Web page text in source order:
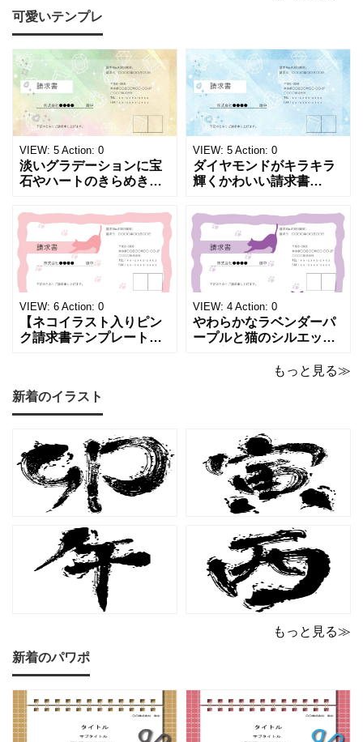
め！過払い･誤入金などが
発生した際にも使える、
モノクロでシンプルな
「返金領収書」のテンプ
レートとなります。 A4縦
型サイズで用紙に印
表になります。 A4横型サ
イズの無料テンプレート
で、Excel・Wo
可愛いテンプレ
VIEW: 5 Action: 0
淡いグラデーションに宝
石やハートのきらめきを
チックな請求書雛形で
す。パステルピンクやラ
ベンダーの色彩がやわら
かな質感を生み出し、受
け取った相手の心をくす
ぐる特別な仕上がりとな
っています。 ハンドメイ
ド雑貨、コスメブラン
VIEW: 5 Action: 0
ダイヤモンドがキラキラ
輝くかわいい請求書
感あふれるライトブルー
背景に、ジュエルモチー
フを散りばめた煌びやか
な請求書素材です。清潔
感と高級感が同居するデ
ザインは、クライアント
に信頼感と華やかな印象
を同時に届けます
VIEW: 6 Action: 0
【ネコイラスト入りピン
ク請求書テンプレート
ーの猫デザイン請求書雛
形です。波打ちフレーム
シルエットや小さな肉球
モチーフが、ビジネス文
書にさりげない
VIEW: 4 Action: 0
やわらかなラベンダーパ
ープルと猫のシルエット
おしゃれな請求書フォー
出したいときにも活躍し
ます。 猫カフェやトリミ
ングサロン
もっと見る≫
新着のイラスト
もっと見る≫
新着のパワポ